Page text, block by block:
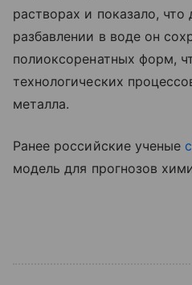
растворах и показало,
разбавлении в воде он
полиоксоренатных форм,
технологических
металла.
Ранее российские ученые
модель для прогнозов